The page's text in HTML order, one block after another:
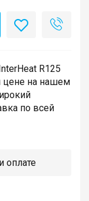
R125
цене на нашем
по всей
оплате